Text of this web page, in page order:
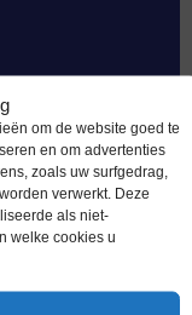
om de website goed te
en om advertenties
zoals uw surfgedrag,
verwerkt. Deze
als niet-
welke cookies u